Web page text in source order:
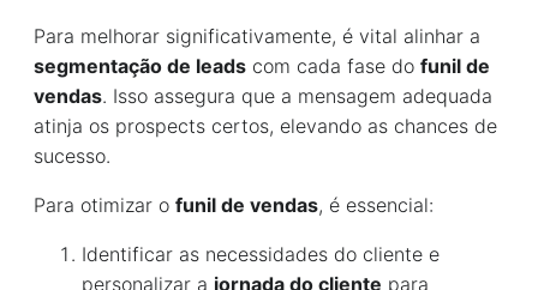
Para melhorar significativamente, é vital alinhar a
segmentação de leads com cada fase do funil de
vendas. Isso assegura que a mensagem adequada
atinja os prospects certos, elevando as chances de
sucesso.
Para otimizar o funil de vendas, é essencial:
Identificar as necessidades do cliente e
personalizar a jornada do cliente para